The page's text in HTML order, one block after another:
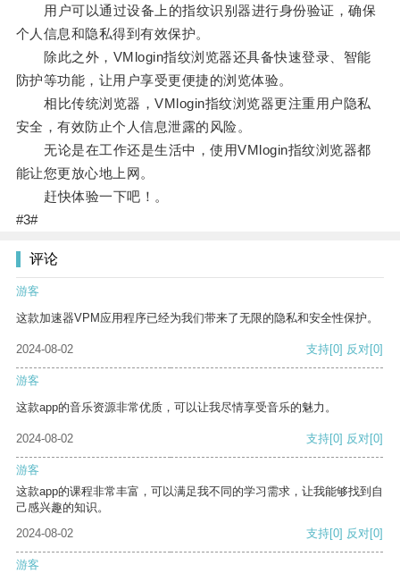
用户可以通过设备上的指纹识别器进行身份验证，确保
个人信息和隐私得到有效保护。
除此之外，VMlogin指纹浏览器还具备快速登录、智能
防护等功能，让用户享受更便捷的浏览体验。
相比传统浏览器，VMlogin指纹浏览器更注重用户隐私
安全，有效防止个人信息泄露的风险。
无论是在工作还是生活中，使用VMlogin指纹浏览器都
能让您更放心地上网。
赶快体验一下吧！。
#3#
评论
游客
这款加速器VPM应用程序已经为我们带来了无限的隐私和安全性保护。
2024-08-02 支持[0] 反对[0]
游客
这款app的音乐资源非常优质，可以让我尽情享受音乐的魅力。
2024-08-02 支持[0] 反对[0]
游客
这款app的课程非常丰富，可以满足我不同的学习需求，让我能够找到自
己感兴趣的知识。
2024-08-02
支持[0] 反对[0]
游客